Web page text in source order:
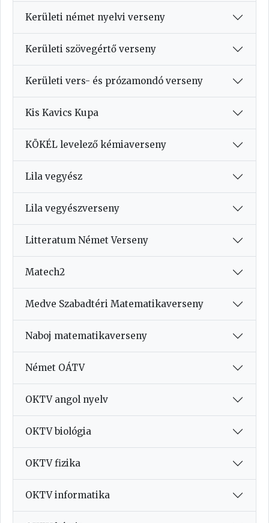
Kerületi német nyelvi verseny
Kerületi szövegértő verseny
Kerületi vers- és prózamondó verseny
Kis Kavics Kupa
KÖKÉL levelező kémiaverseny
Lila vegyész
Lila vegyészverseny
Litteratum Német Verseny
Matech2
Medve Szabadtéri Matematikaverseny
Naboj matematikaverseny
Német OÁTV
OKTV angol nyelv
OKTV biológia
OKTV fizika
OKTV informatika